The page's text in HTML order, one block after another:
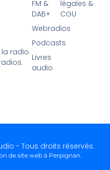
radio
FM &
DAB+
Webradios
Podcasts
Livres
audio
légales &
CGU
- Tous droits réservés.
de site web à Perpignan.